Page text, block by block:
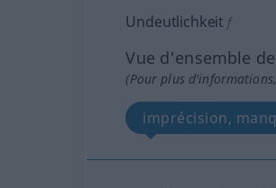
Undeutlichkeit f
Vue d'ensemble
(Pour plus
imprécision,